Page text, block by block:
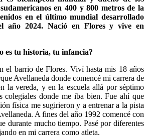
en 400 y 800 metros de la
en el último mundial desarrollado
año 2024. Nació en Flores y vive en
es tu historia, tu infancia?
el barrio de Flores. Viví hasta mis 18 años
Avellaneda donde comencé mi carrera de
la vereda, y en la escuela allá por séptimo
colegiales donde me iba bien. Fue ahí que
física me sugirieron y a entrenar a la pista
A fines del año 1992 comencé con
durante mucho tiempo. Pasé por diferentes
en mi carrera como atleta.